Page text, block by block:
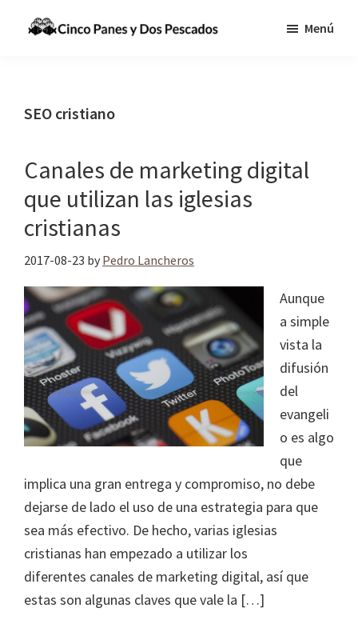
lateral
Pescados
cumplir
la
Gran
Menú
SEO cristiano
Canales de marketing digital
que utilizan las iglesias
cristianas
2017-08-23 by Pedro Lancheros
Aunque
a simple
vista la
difusión
del
evangeli
o es algo
que
implica una gran entrega y compromiso, no debe
dejarse de lado el uso de una estrategia para que
sea más efectivo. De hecho, varias iglesias
cristianas han empezado a utilizar los
diferentes canales de marketing digital, así que
estas son algunas claves que vale la […]